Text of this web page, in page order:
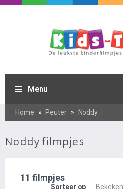
Menu
Home » Peuter » Noddy
Noddy filmpjes
11 filmpjes
Sorteer op Bekeken